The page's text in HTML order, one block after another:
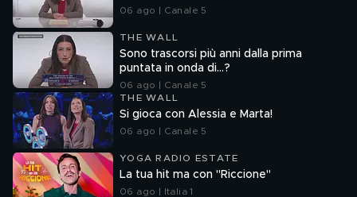
06 ago | Canale 5
THE WALL
Sono trascorsi più anni dalla prima
puntata in onda di...?
06 ago | Canale 5
THE WALL
Si gioca con Alessia e Marta!
06 ago | Canale 5
YOGA RADIO ESTATE
La tua hit ma con "Riccione"
06 ago | Italia 1